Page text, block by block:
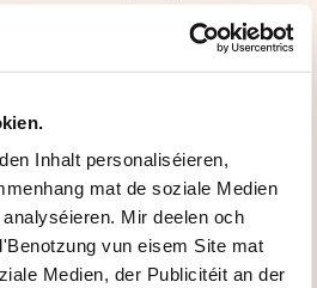
Inhalt personaliséieren,
mat de soziale Medien
Mir deelen och
vun eisem Site mat
Medien, der Publicitéit an der
virstellen kënnen
INHALT VUN
AUS?